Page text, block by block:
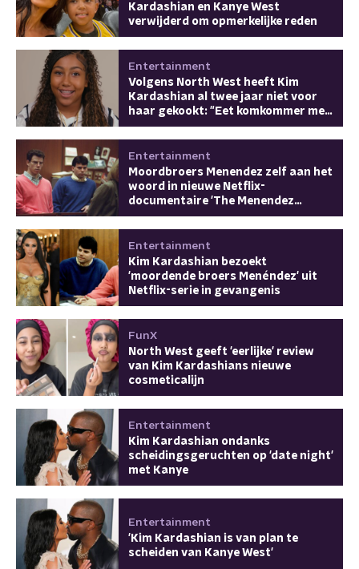
Kardashian en Kanye West
verwijderd om opmerkelijke reden
Entertainment
Volgens North West heeft Kim
Kardashian al twee jaar niet voor
haar gekookt: "Eet komkommer met
zout"
Entertainment
Moordbroers Menendez zelf aan het
woord in nieuwe Netflix-
documentaire 'The Menendez
Brothers'
Entertainment
Kim Kardashian bezoekt
'moordende broers Menéndez' uit
Netflix-serie in gevangenis
FunX
North West geeft 'eerlijke' review
van Kim Kardashians nieuwe
cosmeticalijn
Entertainment
Kim Kardashian ondanks
scheidingsgeruchten op 'date night'
met Kanye
Entertainment
'Kim Kardashian is van plan te
scheiden van Kanye West'